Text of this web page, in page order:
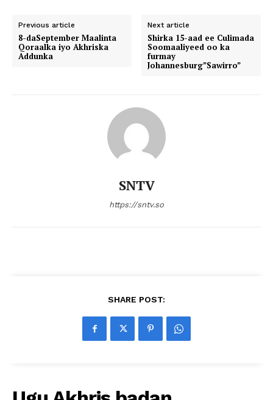
Previous article
8-daSeptember Maalinta
Qoraalka iyo Akhriska
Addunka
Next article
Shirka 15-aad ee Culimada
Soomaaliyeed oo ka
furmay
Johannesburg”Sawirro”
SNTV
https://sntv.so
SHARE POST: